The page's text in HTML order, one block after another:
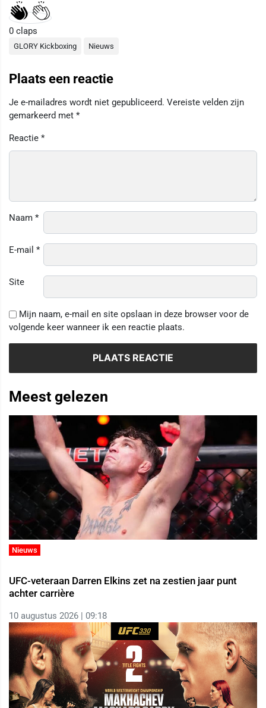
0 claps
GLORY Kickboxing Nieuws
Plaats een reactie
Je e-mailadres wordt niet gepubliceerd. Vereiste velden zijn
gemarkeerd met *
Reactie *
Naam *
E-mail *
Site
Mijn naam, e-mail en site opslaan in deze browser voor de
volgende keer wanneer ik een reactie plaats.
Meest gelezen
Nieuws
UFC-veteraan Darren Elkins zet na zestien jaar punt
achter carrière
10 augustus 2026 | 09:18